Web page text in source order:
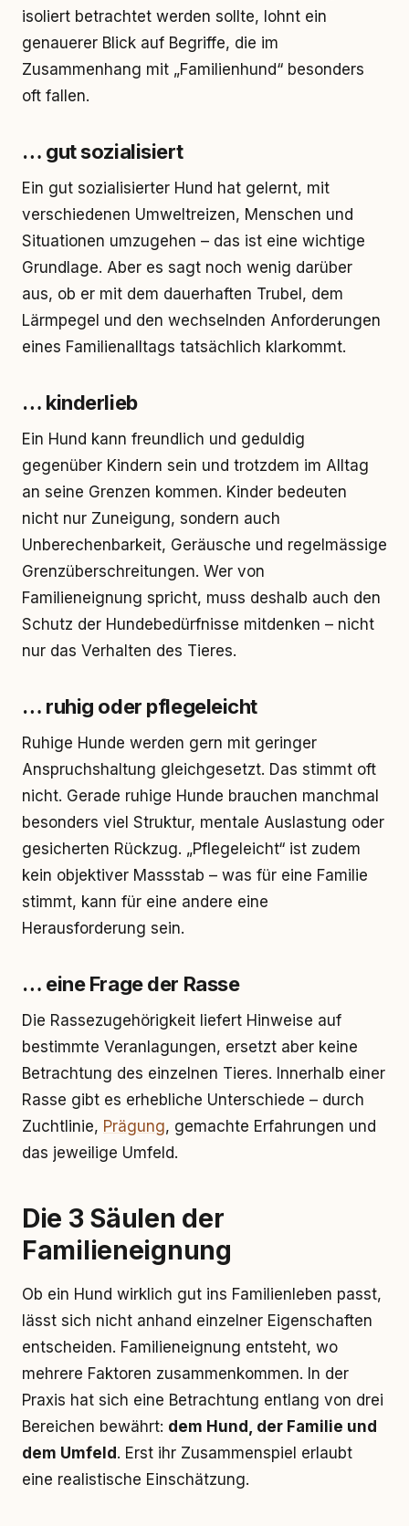
isoliert betrachtet werden sollte, lohnt ein
genauerer Blick auf Begriffe, die im
Zusammenhang mit „Familienhund“ besonders
oft fallen.
… gut sozialisiert
Ein gut sozialisierter Hund hat gelernt, mit
verschiedenen Umweltreizen, Menschen und
Situationen umzugehen – das ist eine wichtige
Grundlage. Aber es sagt noch wenig darüber
aus, ob er mit dem dauerhaften Trubel, dem
Lärmpegel und den wechselnden Anforderungen
eines Familienalltags tatsächlich klarkommt.
… kinderlieb
Ein Hund kann freundlich und geduldig
gegenüber Kindern sein und trotzdem im Alltag
an seine Grenzen kommen. Kinder bedeuten
nicht nur Zuneigung, sondern auch
Unberechenbarkeit, Geräusche und regelmässige
Grenzüberschreitungen. Wer von
Familieneignung spricht, muss deshalb auch den
Schutz der Hundebedürfnisse mitdenken – nicht
nur das Verhalten des Tieres.
… ruhig oder pflegeleicht
Ruhige Hunde werden gern mit geringer
Anspruchshaltung gleichgesetzt. Das stimmt oft
nicht. Gerade ruhige Hunde brauchen manchmal
besonders viel Struktur, mentale Auslastung oder
gesicherten Rückzug. „Pflegeleicht“ ist zudem
kein objektiver Massstab – was für eine Familie
stimmt, kann für eine andere eine
Herausforderung sein.
… eine Frage der Rasse
Die Rassezugehörigkeit liefert Hinweise auf
bestimmte Veranlagungen, ersetzt aber keine
Betrachtung des einzelnen Tieres. Innerhalb einer
Rasse gibt es erhebliche Unterschiede – durch
Zuchtlinie, Prägung, gemachte Erfahrungen und
das jeweilige Umfeld.
Die 3 Säulen der
Familieneignung
Ob ein Hund wirklich gut ins Familienleben passt,
lässt sich nicht anhand einzelner Eigenschaften
entscheiden. Familieneignung entsteht, wo
mehrere Faktoren zusammenkommen. In der
Praxis hat sich eine Betrachtung entlang von drei
Bereichen bewährt: dem Hund, der Familie und
dem Umfeld . Erst ihr Zusammenspiel erlaubt
eine realistische Einschätzung.